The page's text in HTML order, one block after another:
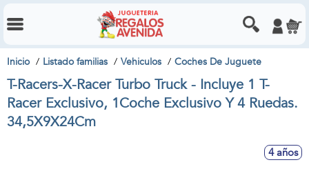
Inicio Listado familias Vehiculos Coches De Juguete
T-Racers-X-Racer Turbo Truck - Incluye 1 T-
Racer Exclusivo, 1Coche Exclusivo Y 4 Ruedas.
34,5X9X24Cm
4 años